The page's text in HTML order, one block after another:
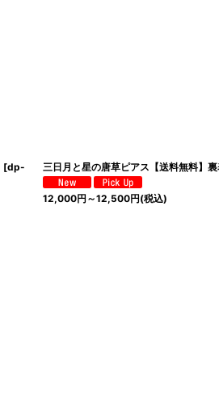
[dp-
三日月と星の唐草ピアス【送料無料】
12,000円 ～12,500円(税込)